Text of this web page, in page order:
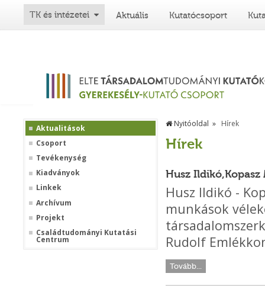
TK és intézetei Aktuális Kutatócsoport
Aktualitások
Csoport
Tevékenység
Kiadványok
Linkek
Archívum
Projekt
Családtudományi Kutatási
Centrum
Nyitóoldal Hírek
Hírek
Husz
Husz Ildikó -
munkások
Rudolf
Tovább...